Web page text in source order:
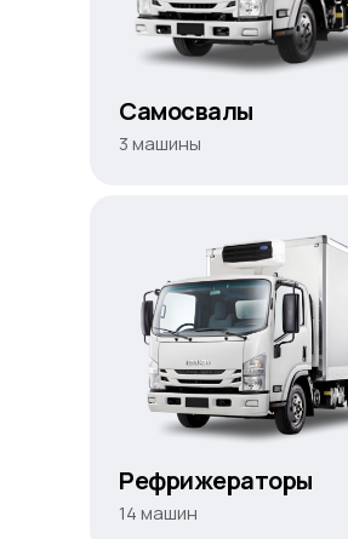
3 машины
Самосвалы
14 машин
Рефрижераторы